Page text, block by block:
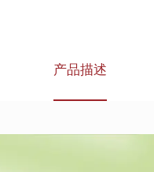
产品描述